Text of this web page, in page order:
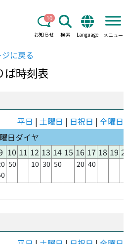
お知らせ
10
検索 Language メニュー
に戻る
ば時刻表
平日 | 土曜日 | 日祝日 | 全曜日
日ダイヤ
10 11 12 13 14 15 16 17 18 19
50 10 30 50 20 40